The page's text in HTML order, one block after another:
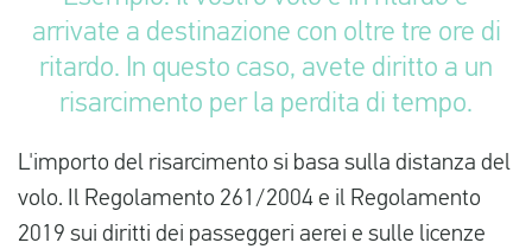
arrivate a destinazione con oltre tre ore di
ritardo. In questo caso, avete diritto a un
risarcimento per la perdita di tempo.
L'importo del risarcimento si basa sulla distanza del
volo. Il Regolamento 261/2004 e il Regolamento
2019 sui diritti dei passeggeri aerei e sulle licenze